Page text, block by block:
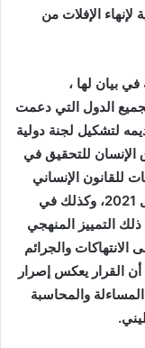
لإنهاء الإفلات من
بيان لها ،
الدول التي دعمت
لتشكيل لجنة دولية
للتحقيق في
للقانون الإنساني
وللقانون الدولي لحقوق الإنسان منذ 13 أبريل 2021، وكذلك في
ذلك التمييز المنهجي
والجرائم
القرار يعكس إصرار
والمحاسبة